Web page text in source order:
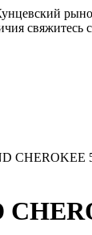
свяжитесь
CHEROKEE